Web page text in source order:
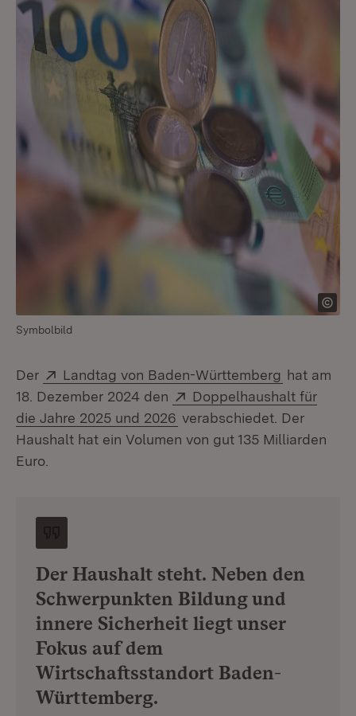
Symbolbild
Der Extern:
Landtag von Baden-Württemberg (Öffnet in
hat am
18. Dezember 2024 den
Extern:
Doppelhaushalt für
die Jahre 2025 und 2026 (Öffnet in neuem Fenster)
verabschiedet. Der
Haushalt hat ein Volumen von gut 135 Milliarden
Euro.
Der Haushalt steht. Neben den
Schwerpunkten Bildung und
innere Sicherheit liegt unser
Fokus auf dem
Wirtschaftsstandort Baden-
Württemberg.